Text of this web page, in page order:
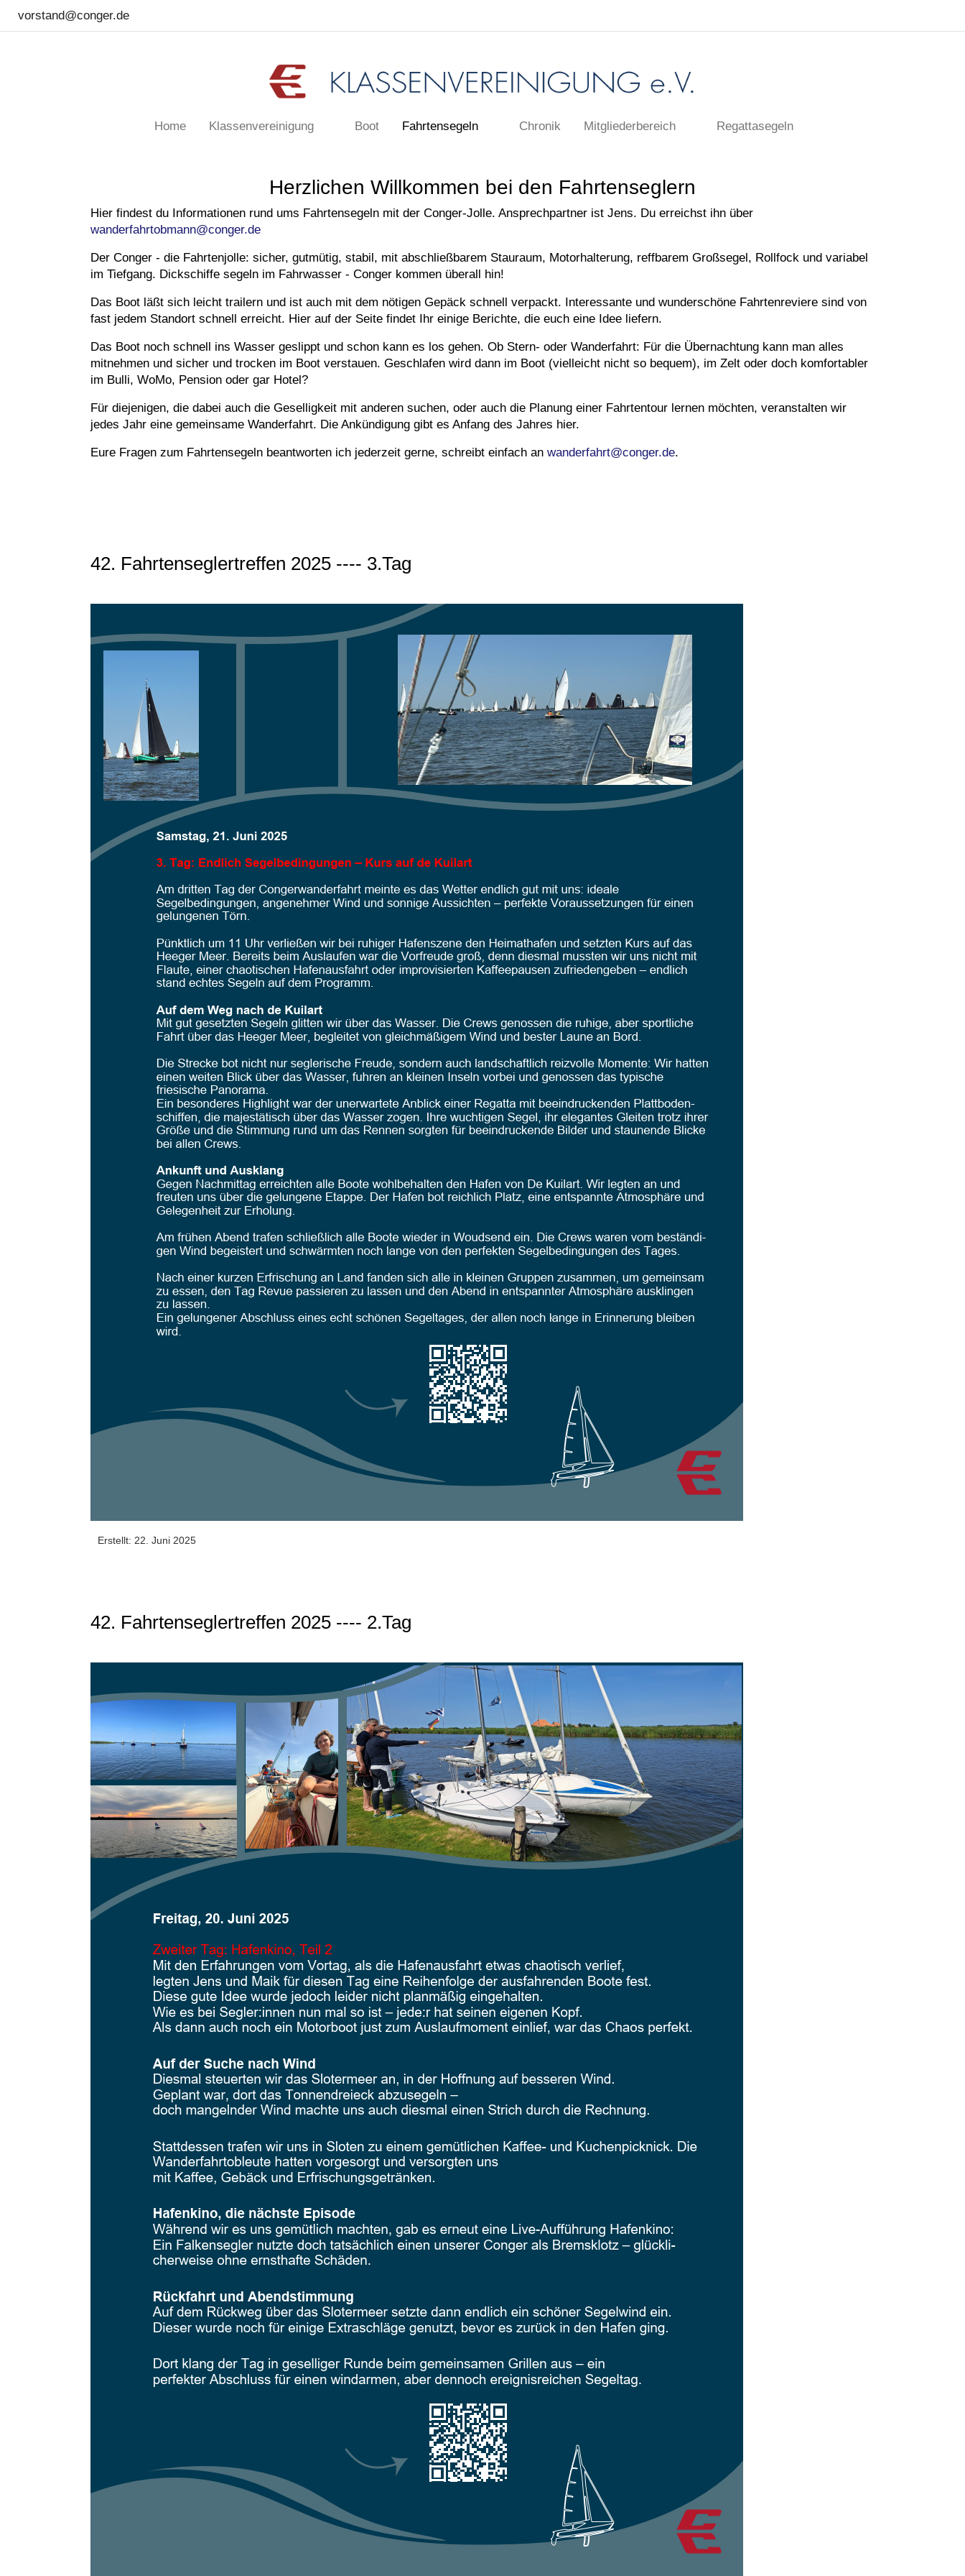
vorstand@conger.de
Home Klassenvereinigung Boot Fahrtensegeln Chronik Mitgliederbereich Regattasegeln
Herzlichen Willkommen bei den Fahrtenseglern
Hier findest du Informationen rund ums Fahrtensegeln mit der Conger-Jolle. Ansprechpartner ist Jens. Du erreichst ihn über
wanderfahrtobmann@conger.de
Der Conger - die Fahrtenjolle: sicher, gutmütig, stabil, mit abschließbarem Stauraum, Motorhalterung, reffbarem Großsegel, Rollfock und variabel
im Tiefgang. Dickschiffe segeln im Fahrwasser - Conger kommen überall hin!
Das Boot läßt sich leicht trailern und ist auch mit dem nötigen Gepäck schnell verpackt. Interessante und wunderschöne Fahrtenreviere sind von
fast jedem Standort schnell erreicht. Hier auf der Seite findet Ihr einige Berichte, die euch eine Idee liefern.
Das Boot noch schnell ins Wasser geslippt und schon kann es los gehen. Ob Stern- oder Wanderfahrt: Für die Übernachtung kann man alles
mitnehmen und sicher und trocken im Boot verstauen. Geschlafen wird dann im Boot (vielleicht nicht so bequem), im Zelt oder doch komfortabler
im Bulli, WoMo, Pension oder gar Hotel?
Für diejenigen, die dabei auch die Geselligkeit mit anderen suchen, oder auch die Planung einer Fahrtentour lernen möchten, veranstalten wir
jedes Jahr eine gemeinsame Wanderfahrt. Die Ankündigung gibt es Anfang des Jahres hier.
Eure Fragen zum Fahrtensegeln beantworten ich jederzeit gerne, schreibt einfach an wanderfahrt@conger.de.
42. Fahrtenseglertreffen 2025 ---- 3.Tag
Erstellt: 22. Juni 2025
42. Fahrtenseglertreffen 2025 ---- 2.Tag